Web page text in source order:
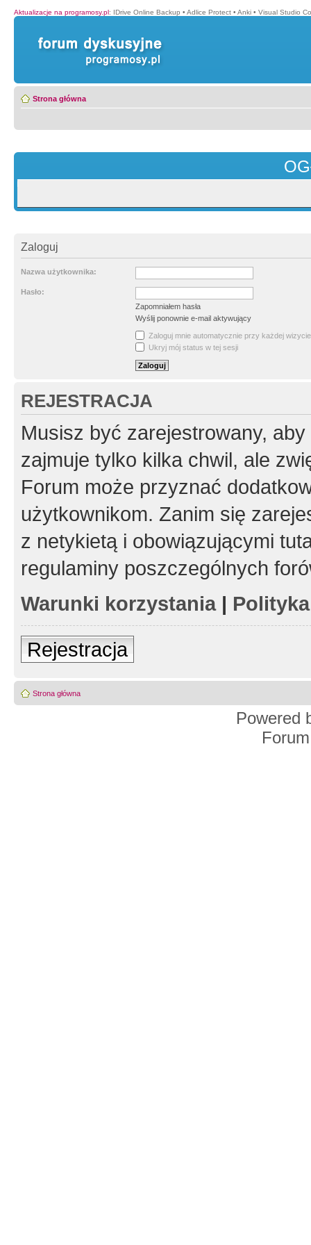
Aktualizacje na programosy.pl: IDrive Online Backup • Adlice Protect • Anki • Visual Studio
Strona główna
Zaloguj
Nazwa użytkownika:
Hasło:
Zapomniałem hasła
Wyślij ponownie e-mail aktywujący
Zaloguj mnie automatycznie przy każdej wizycie
Ukryj mój status w tej sesji
REJESTRACJA
Musisz być zarejestrowany,
zajmuje tylko kilka chwil, ale
Forum może przyznać
użytkownikom. Zanim się
z netykietą i obowiązującymi
regulaminy poszczególnych
Warunki korzystania|
Rejestracja
Strona główna
Powered